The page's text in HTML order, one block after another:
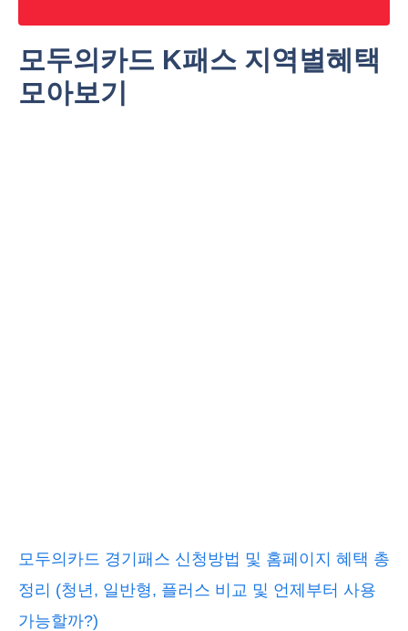
모두의카드 K패스 지역별혜택
모아보기
모두의카드 경기패스 신청방법 및 홈페이지 혜택 총
정리 (청년, 일반형, 플러스 비교 및 언제부터 사용
가능할까?)